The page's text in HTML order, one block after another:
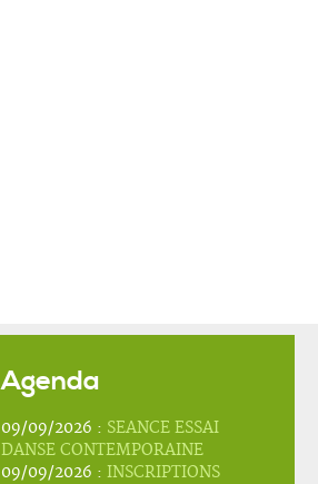
Agenda
09/09/2026 : SEANCE ESSAI
DANSE CONTEMPORAINE
09/09/2026 : INSCRIPTIONS